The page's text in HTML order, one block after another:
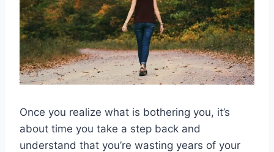
Once you realize what is bothering you, it’s
about time you take a step back and
understand that you’re wasting years of your